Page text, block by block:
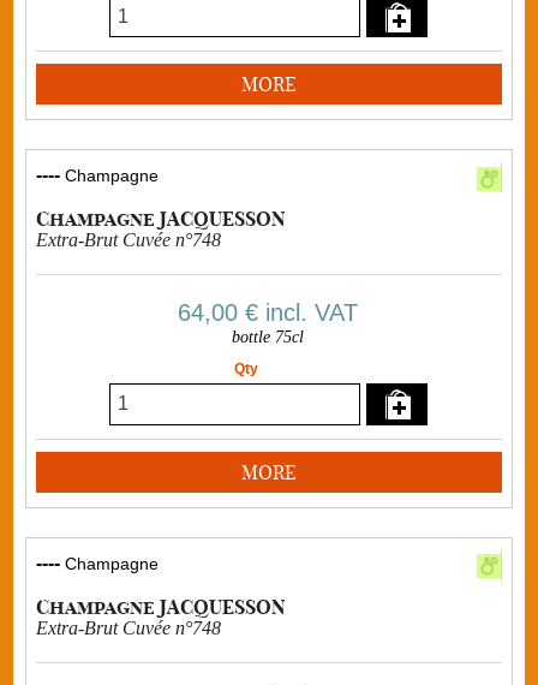
MORE
---- Champagne
Champagne JACQUESSON
Extra-Brut Cuvée n°748
64,00 € incl. VAT
bottle 75cl
Qty
MORE
---- Champagne
Champagne JACQUESSON
Extra-Brut Cuvée n°748